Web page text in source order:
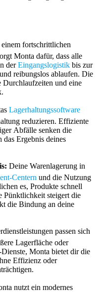
fortschrittlichen
Monta dafür, dass alle
derEingangslogistik bis zur
reibungslos ablaufen. Die
und eine
Lagerhaltungssoftware
reduzieren. Effiziente
Abfälle senken die
das Ergebnis deines
Deine Warenlagerung in
Centern und die Nutzung
es, Produkte schnell
Pünktlichkeit steigert die
die Bindung an deine
passen sich
Lagerfläche oder
Monta bietet dir die
Effizienz oder
nutzt ein modernes